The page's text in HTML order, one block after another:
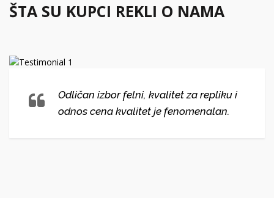
ŠTA SU KUPCI REKLI O NAMA
Odličan izbor felni, kvalitet za repliku i
odnos cena kvalitet je fenomenalan.